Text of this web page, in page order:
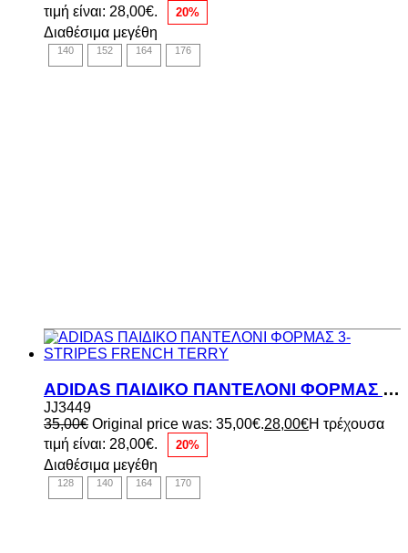
τιμή είναι: 28,00€.
20%
Διαθέσιμα μεγέθη
140 152 164 176
ADIDAS ΠΑΙΔΙΚΟ ΠΑΝΤΕΛΟΝΙ ΦΟΡΜΑΣ 3-STRIPES FRENCH TERRY
JJ3449
35,00€ Original price was: 35,00€.28,00€Η τρέχουσα
τιμή είναι: 28,00€.
20%
Διαθέσιμα μεγέθη
128 140 164 170